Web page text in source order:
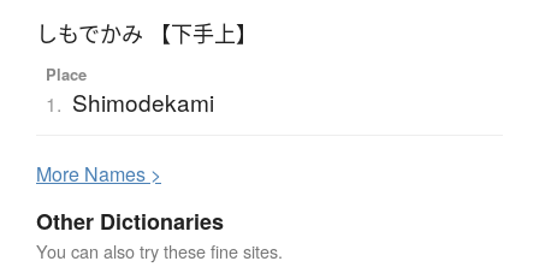
しもでかみ 【下手上】
Place
1. Shimodekami
More Names >
Other Dictionaries
You can also try these fine sites.